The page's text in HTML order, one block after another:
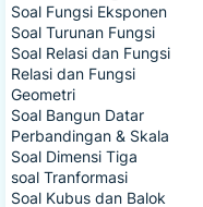
Soal Fungsi Eksponen
Soal Turunan Fungsi
Soal Relasi dan Fungsi
Relasi dan Fungsi
Geometri
Soal Bangun Datar
Perbandingan & Skala
Soal Dimensi Tiga
soal Tranformasi
Soal Kubus dan Balok